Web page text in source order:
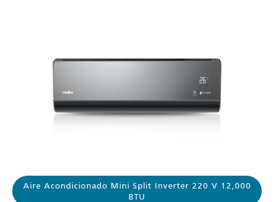
Aire Acondicionado Mini Split Inverter 220 V 12,000
BTU